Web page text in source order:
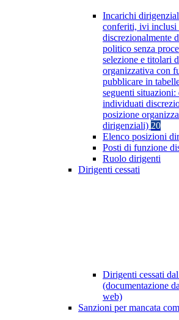
Incarichi
conferiti, ivi inclusi
discrezionalmente
politico senza
selezione e titolari
organizzativa con
pubblicare in
seguenti
individuati
posizione
dirigenziali) 20
Elenco posizioni
Posti di funzione
Ruolo dirigenti
Dirigenti cessati
Dirigenti cessati
(documentazione
web)
Sanzioni per mancata